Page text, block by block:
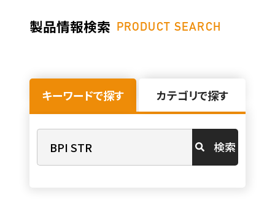
製品情報検索 PRODUCT SEARCH
キーワードで探す カテゴリで探す
検索